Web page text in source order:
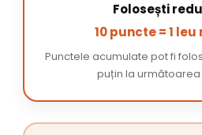
Folosești
10 puncte = 1
Punctele acumulate pot fi
puțin la